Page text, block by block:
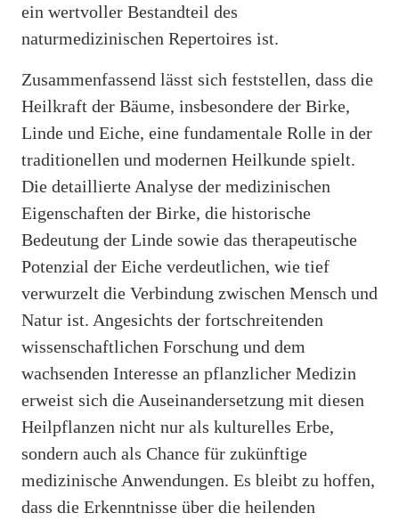
ein wertvoller Bestandteil des
naturmedizinischen Repertoires ist.
Zusammenfassend lässt sich feststellen, dass die
Heilkraft der Bäume, insbesondere der Birke,
Linde und Eiche, eine fundamentale Rolle in der
traditionellen und modernen Heilkunde spielt.
Die detaillierte Analyse der medizinischen
Eigenschaften der Birke, die historische
Bedeutung der Linde sowie das therapeutische
Potenzial der Eiche verdeutlichen, wie tief
verwurzelt die Verbindung zwischen Mensch und
Natur ist. Angesichts der fortschreitenden
wissenschaftlichen Forschung und dem
wachsenden Interesse an pflanzlicher Medizin
erweist sich die Auseinandersetzung mit diesen
Heilpflanzen nicht nur als kulturelles Erbe,
sondern auch als Chance für zukünftige
medizinische Anwendungen. Es bleibt zu hoffen,
dass die Erkenntnisse über die heilenden